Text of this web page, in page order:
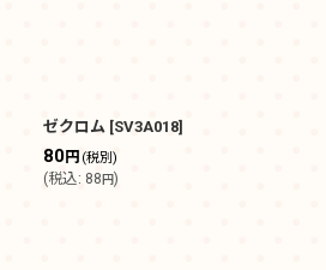
ゼクロム [SV3A018]
80円 (税別)
(税込: 88円)